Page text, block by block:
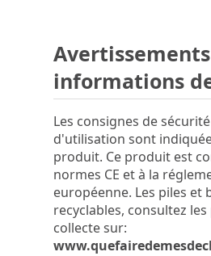
informations
Les consignes de
d'utilisation sont
produit. Ce produit est
normes CE et à la
européenne. Les piles et
recyclables, consultez
collecte sur: